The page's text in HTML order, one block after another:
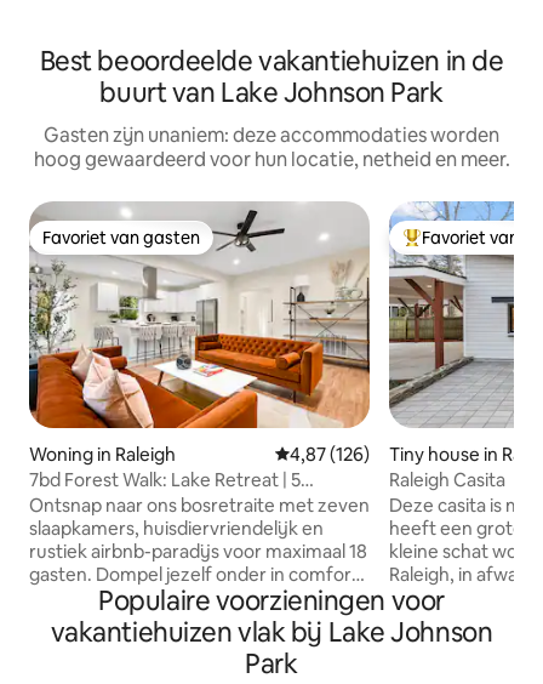
Best beoordeelde vakantiehuizen in de
buurt van Lake Johnson Park
Gasten zijn unaniem: deze accommodaties worden
hoog gewaardeerd voor hun locatie, netheid en meer.
Favoriet van gasten
Favoriet van gasten
Woning in Raleigh Gemiddelde beoordeling van
4,87 (126)
7bd Forest Walk: Lake Retreat | 5
minuten naar NCSU
Ontsnap naar ons bosretraite met zeven
slaapkamers, huisdiervriendelijk en
rustiek airbnb-paradijs voor maximaal 18
gasten. Dompel jezelf onder in comfort,
waar elk van onze zorgvuldig ontworpen
ruimtes zijn afgestemd om je verblijf
onvergetelijk te maken. Met twee
woonkamers en TWEE keukens, 7
Topfavoriet van
Favoriet van
Tiny house in
Raleigh Casita
Deze casita is
heeft een grote
kleine schat
Raleigh, in
stadsavontuur. Houd er rekening mee
dat deze
van de eigenaar
Populaire voorzieningen voor
vakantiehuizen vlak bij Lake Johnson
Park